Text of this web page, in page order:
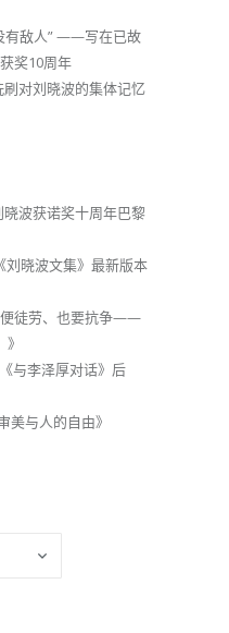
有敌人” ——写在已故
奖10周年
刷对刘晓波的集体记忆
晓波获诺奖十周年巴黎
刘晓波文集》最新版本
徒劳、也要抗争——
》
与李泽厚对话》后
美与人的自由》